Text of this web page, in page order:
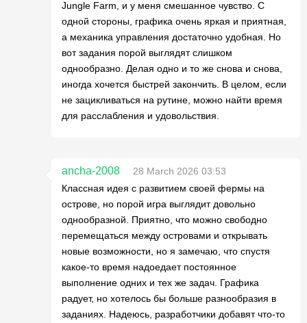
Jungle Farm, и у меня смешанное чувство. С
одной стороны, графика очень яркая и приятная,
а механика управления достаточно удобная. Но
вот задания порой выглядят слишком
однообразно. Делая одно и то же снова и снова,
иногда хочется быстрей закончить. В целом, если
не зацикливаться на рутине, можно найти время
для расслабления и удовольствия.
ancha-2008
28 March 2026 03:53
Классная идея с развитием своей фермы на
острове, но порой игра выглядит довольно
однообразной. Приятно, что можно свободно
перемещаться между островами и открывать
новые возможности, но я замечаю, что спустя
какое-то время надоедает постоянное
выполнение одних и тех же задач. Графика
радует, но хотелось бы больше разнообразия в
заданиях. Надеюсь, разработчики добавят что-то